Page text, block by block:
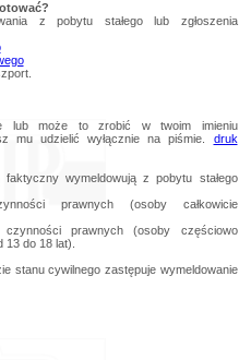
z pobytu stałego lub zgłoszenia
lub może to zrobić w twoim imieniu
mu udzielić wyłącznie na piśmie. druk
wymeldowują z pobytu stałego
prawnych (osoby całkowicie
prawnych (osoby częściowo
13 do 18 lat).
stanu cywilnego zastępuje wymeldowanie